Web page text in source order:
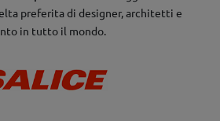
preferita di designer, architetti e
in tutto il mondo.